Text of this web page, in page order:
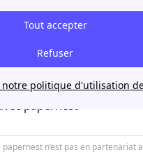
Tout accepter
Refuser
politique d'utilisation
Appel gratuit
Souscrire en ligne
de 8h00
contrat Engie en 5
papernest
papernest n’est pas en partenariat